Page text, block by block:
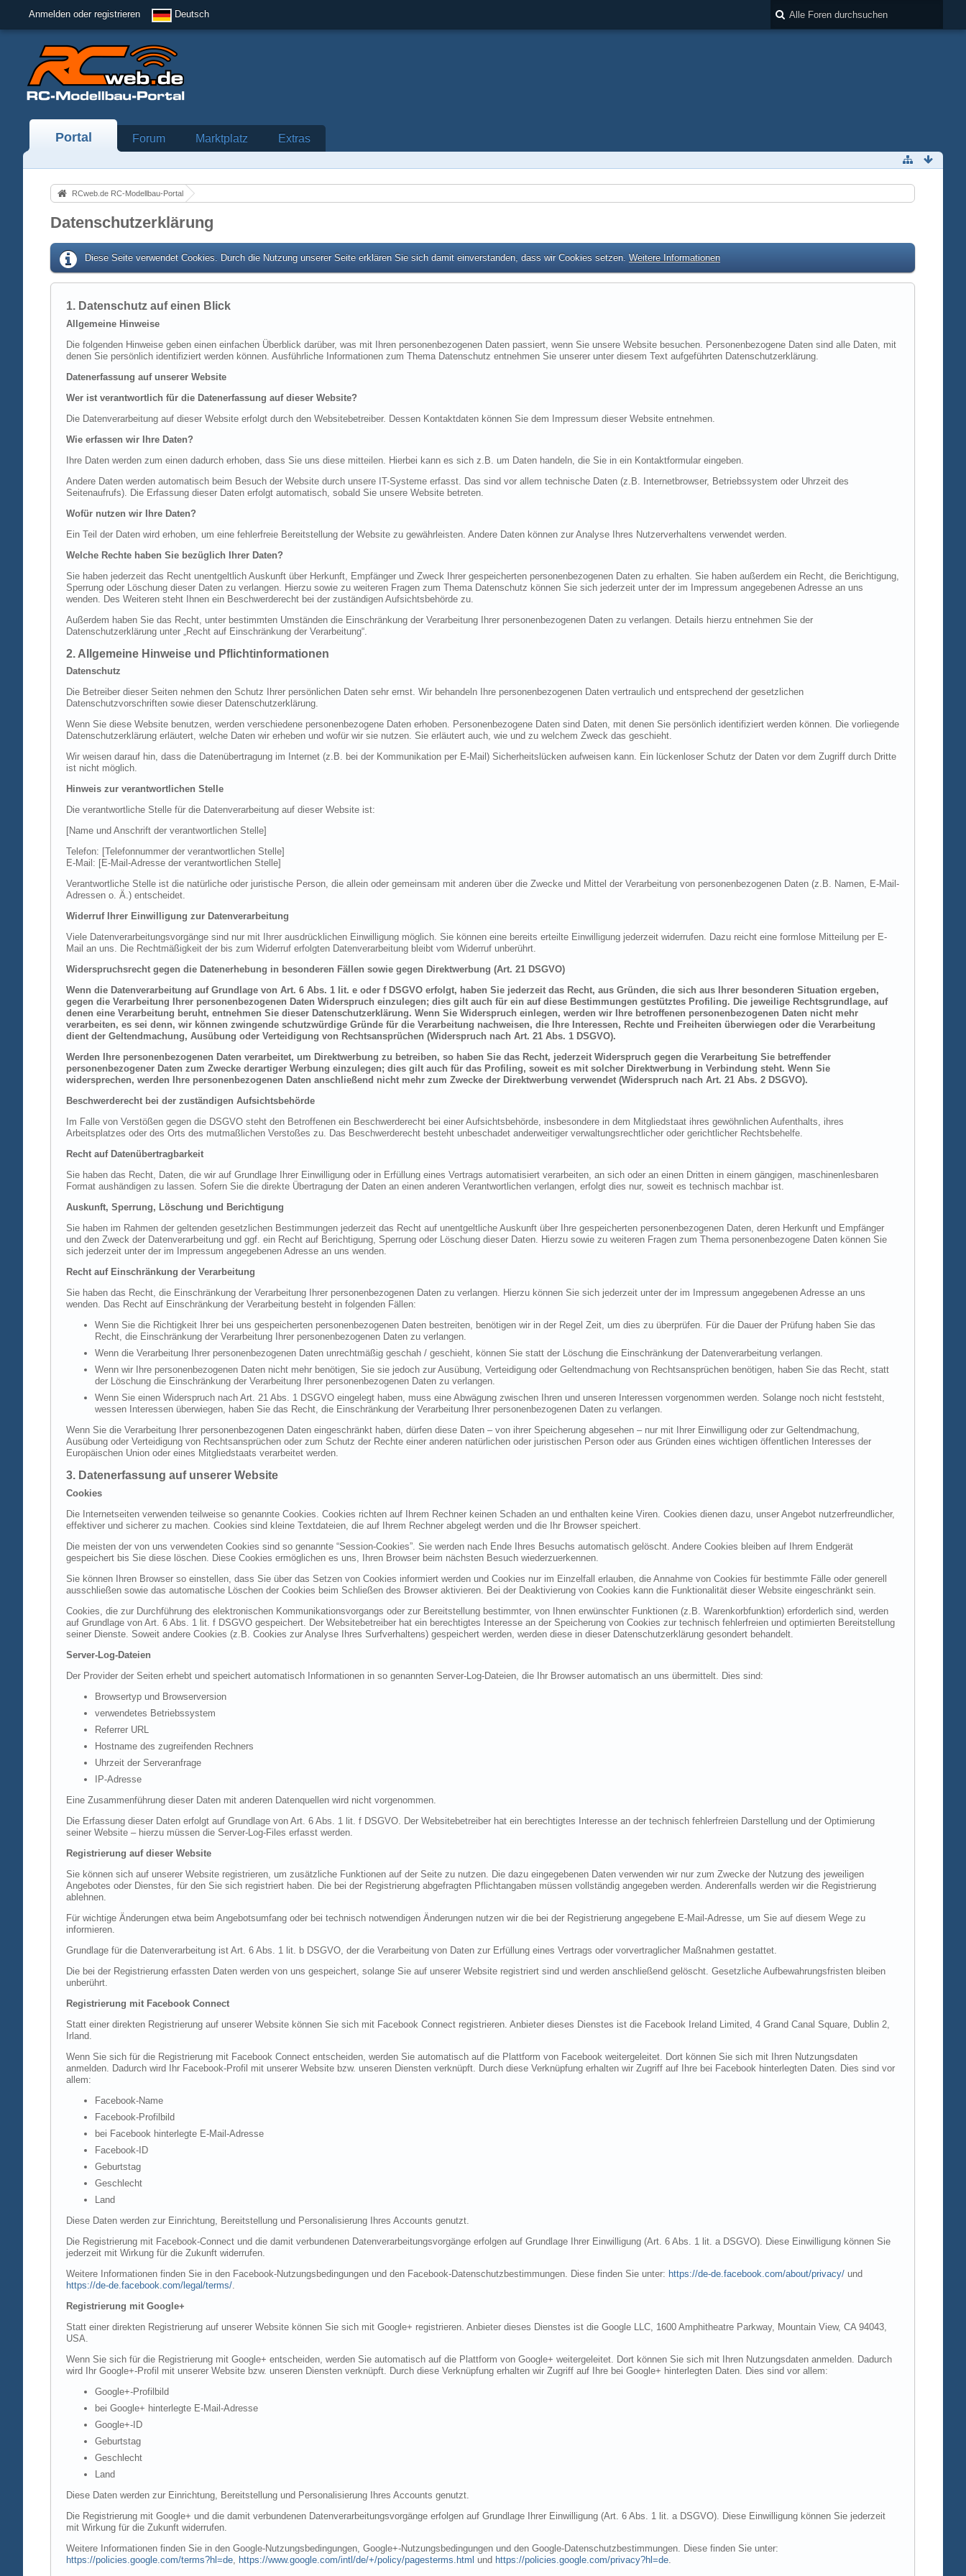
Anmelden oder registrieren Deutsch
Portal Forum Marktplatz Extras
RCweb.de RC-Modellbau-Portal
Datenschutzerklärung
Diese Seite verwendet Cookies. Durch die Nutzung unserer Seite erklären Sie sich damit einverstanden, dass wir Cookies setzen. Weitere Informationen
1. Datenschutz auf einen Blick
Allgemeine Hinweise
Die folgenden Hinweise geben einen einfachen Überblick darüber, was mit Ihren personenbezogenen Daten passiert, wenn Sie unsere Website besuchen. Personenbezogene Daten sind alle Daten, mit
denen Sie persönlich identifiziert werden können. Ausführliche Informationen zum Thema Datenschutz entnehmen Sie unserer unter diesem Text aufgeführten Datenschutzerklärung.
Datenerfassung auf unserer Website
Wer ist verantwortlich für die Datenerfassung auf dieser Website?
Die Datenverarbeitung auf dieser Website erfolgt durch den Websitebetreiber. Dessen Kontaktdaten können Sie dem Impressum dieser Website entnehmen.
Wie erfassen wir Ihre Daten?
Ihre Daten werden zum einen dadurch erhoben, dass Sie uns diese mitteilen. Hierbei kann es sich z.B. um Daten handeln, die Sie in ein Kontaktformular eingeben.
Andere Daten werden automatisch beim Besuch der Website durch unsere IT-Systeme erfasst. Das sind vor allem technische Daten (z.B. Internetbrowser, Betriebssystem oder Uhrzeit des
Seitenaufrufs). Die Erfassung dieser Daten erfolgt automatisch, sobald Sie unsere Website betreten.
Wofür nutzen wir Ihre Daten?
Ein Teil der Daten wird erhoben, um eine fehlerfreie Bereitstellung der Website zu gewährleisten. Andere Daten können zur Analyse Ihres Nutzerverhaltens verwendet werden.
Welche Rechte haben Sie bezüglich Ihrer Daten?
Sie haben jederzeit das Recht unentgeltlich Auskunft über Herkunft, Empfänger und Zweck Ihrer gespeicherten personenbezogenen Daten zu erhalten. Sie haben außerdem ein Recht, die Berichtigung,
Sperrung oder Löschung dieser Daten zu verlangen. Hierzu sowie zu weiteren Fragen zum Thema Datenschutz können Sie sich jederzeit unter der im Impressum angegebenen Adresse an uns
wenden. Des Weiteren steht Ihnen ein Beschwerderecht bei der zuständigen Aufsichtsbehörde zu.
Außerdem haben Sie das Recht, unter bestimmten Umständen die Einschränkung der Verarbeitung Ihrer personenbezogenen Daten zu verlangen. Details hierzu entnehmen Sie der
Datenschutzerklärung unter „Recht auf Einschränkung der Verarbeitung“.
2. Allgemeine Hinweise und Pflichtinformationen
Datenschutz
Die Betreiber dieser Seiten nehmen den Schutz Ihrer persönlichen Daten sehr ernst. Wir behandeln Ihre personenbezogenen Daten vertraulich und entsprechend der gesetzlichen
Datenschutzvorschriften sowie dieser Datenschutzerklärung.
Wenn Sie diese Website benutzen, werden verschiedene personenbezogene Daten erhoben. Personenbezogene Daten sind Daten, mit denen Sie persönlich identifiziert werden können. Die vorliegende
Datenschutzerklärung erläutert, welche Daten wir erheben und wofür wir sie nutzen. Sie erläutert auch, wie und zu welchem Zweck das geschieht.
Wir weisen darauf hin, dass die Datenübertragung im Internet (z.B. bei der Kommunikation per E-Mail) Sicherheitslücken aufweisen kann. Ein lückenloser Schutz der Daten vor dem Zugriff durch Dritte
ist nicht möglich.
Hinweis zur verantwortlichen Stelle
Die verantwortliche Stelle für die Datenverarbeitung auf dieser Website ist:
[Name und Anschrift der verantwortlichen Stelle]
Telefon: [Telefonnummer der verantwortlichen Stelle]
E-Mail: [E-Mail-Adresse der verantwortlichen Stelle]
Verantwortliche Stelle ist die natürliche oder juristische Person, die allein oder gemeinsam mit anderen über die Zwecke und Mittel der Verarbeitung von personenbezogenen Daten (z.B. Namen, E-Mail-
Adressen o. Ä.) entscheidet.
Widerruf Ihrer Einwilligung zur Datenverarbeitung
Viele Datenverarbeitungsvorgänge sind nur mit Ihrer ausdrücklichen Einwilligung möglich. Sie können eine bereits erteilte Einwilligung jederzeit widerrufen. Dazu reicht eine formlose Mitteilung per E-
Mail an uns. Die Rechtmäßigkeit der bis zum Widerruf erfolgten Datenverarbeitung bleibt vom Widerruf unberührt.
Widerspruchsrecht gegen die Datenerhebung in besonderen Fällen sowie gegen Direktwerbung (Art. 21 DSGVO)
Wenn die Datenverarbeitung auf Grundlage von Art. 6 Abs. 1 lit. e oder f DSGVO erfolgt, haben Sie jederzeit das Recht, aus Gründen, die sich aus Ihrer besonderen Situation ergeben,
gegen die Verarbeitung Ihrer personenbezogenen Daten Widerspruch einzulegen; dies gilt auch für ein auf diese Bestimmungen gestütztes Profiling. Die jeweilige Rechtsgrundlage, auf
denen eine Verarbeitung beruht, entnehmen Sie dieser Datenschutzerklärung. Wenn Sie Widerspruch einlegen, werden wir Ihre betroffenen personenbezogenen Daten nicht mehr
verarbeiten, es sei denn, wir können zwingende schutzwürdige Gründe für die Verarbeitung nachweisen, die Ihre Interessen, Rechte und Freiheiten überwiegen oder die Verarbeitung
dient der Geltendmachung, Ausübung oder Verteidigung von Rechtsansprüchen (Widerspruch nach Art. 21 Abs. 1 DSGVO).
Werden Ihre personenbezogenen Daten verarbeitet, um Direktwerbung zu betreiben, so haben Sie das Recht, jederzeit Widerspruch gegen die Verarbeitung Sie betreffender
personenbezogener Daten zum Zwecke derartiger Werbung einzulegen; dies gilt auch für das Profiling, soweit es mit solcher Direktwerbung in Verbindung steht. Wenn Sie
widersprechen, werden Ihre personenbezogenen Daten anschließend nicht mehr zum Zwecke der Direktwerbung verwendet (Widerspruch nach Art. 21 Abs. 2 DSGVO).
Beschwerderecht bei der zuständigen Aufsichtsbehörde
Im Falle von Verstößen gegen die DSGVO steht den Betroffenen ein Beschwerderecht bei einer Aufsichtsbehörde, insbesondere in dem Mitgliedstaat ihres gewöhnlichen Aufenthalts, ihres
Arbeitsplatzes oder des Orts des mutmaßlichen Verstoßes zu. Das Beschwerderecht besteht unbeschadet anderweitiger verwaltungsrechtlicher oder gerichtlicher Rechtsbehelfe.
Recht auf Datenübertragbarkeit
Sie haben das Recht, Daten, die wir auf Grundlage Ihrer Einwilligung oder in Erfüllung eines Vertrags automatisiert verarbeiten, an sich oder an einen Dritten in einem gängigen, maschinenlesbaren
Format aushändigen zu lassen. Sofern Sie die direkte Übertragung der Daten an einen anderen Verantwortlichen verlangen, erfolgt dies nur, soweit es technisch machbar ist.
Auskunft, Sperrung, Löschung und Berichtigung
Sie haben im Rahmen der geltenden gesetzlichen Bestimmungen jederzeit das Recht auf unentgeltliche Auskunft über Ihre gespeicherten personenbezogenen Daten, deren Herkunft und Empfänger
und den Zweck der Datenverarbeitung und ggf. ein Recht auf Berichtigung, Sperrung oder Löschung dieser Daten. Hierzu sowie zu weiteren Fragen zum Thema personenbezogene Daten können Sie
sich jederzeit unter der im Impressum angegebenen Adresse an uns wenden.
Recht auf Einschränkung der Verarbeitung
Sie haben das Recht, die Einschränkung der Verarbeitung Ihrer personenbezogenen Daten zu verlangen. Hierzu können Sie sich jederzeit unter der im Impressum angegebenen Adresse an uns
wenden. Das Recht auf Einschränkung der Verarbeitung besteht in folgenden Fällen:
Wenn Sie die Richtigkeit Ihrer bei uns gespeicherten personenbezogenen Daten bestreiten, benötigen wir in der Regel Zeit, um dies zu überprüfen. Für die Dauer der Prüfung haben Sie das
Recht, die Einschränkung der Verarbeitung Ihrer personenbezogenen Daten zu verlangen.
Wenn die Verarbeitung Ihrer personenbezogenen Daten unrechtmäßig geschah / geschieht, können Sie statt der Löschung die Einschränkung der Datenverarbeitung verlangen.
Wenn wir Ihre personenbezogenen Daten nicht mehr benötigen, Sie sie jedoch zur Ausübung, Verteidigung oder Geltendmachung von Rechtsansprüchen benötigen, haben Sie das Recht, statt
der Löschung die Einschränkung der Verarbeitung Ihrer personenbezogenen Daten zu verlangen.
Wenn Sie einen Widerspruch nach Art. 21 Abs. 1 DSGVO eingelegt haben, muss eine Abwägung zwischen Ihren und unseren Interessen vorgenommen werden. Solange noch nicht feststeht,
wessen Interessen überwiegen, haben Sie das Recht, die Einschränkung der Verarbeitung Ihrer personenbezogenen Daten zu verlangen.
Wenn Sie die Verarbeitung Ihrer personenbezogenen Daten eingeschränkt haben, dürfen diese Daten – von ihrer Speicherung abgesehen – nur mit Ihrer Einwilligung oder zur Geltendmachung,
Ausübung oder Verteidigung von Rechtsansprüchen oder zum Schutz der Rechte einer anderen natürlichen oder juristischen Person oder aus Gründen eines wichtigen öffentlichen Interesses der
Europäischen Union oder eines Mitgliedstaats verarbeitet werden.
3. Datenerfassung auf unserer Website
Cookies
Die Internetseiten verwenden teilweise so genannte Cookies. Cookies richten auf Ihrem Rechner keinen Schaden an und enthalten keine Viren. Cookies dienen dazu, unser Angebot nutzerfreundlicher,
effektiver und sicherer zu machen. Cookies sind kleine Textdateien, die auf Ihrem Rechner abgelegt werden und die Ihr Browser speichert.
Die meisten der von uns verwendeten Cookies sind so genannte “Session-Cookies”. Sie werden nach Ende Ihres Besuchs automatisch gelöscht. Andere Cookies bleiben auf Ihrem Endgerät
gespeichert bis Sie diese löschen. Diese Cookies ermöglichen es uns, Ihren Browser beim nächsten Besuch wiederzuerkennen.
Sie können Ihren Browser so einstellen, dass Sie über das Setzen von Cookies informiert werden und Cookies nur im Einzelfall erlauben, die Annahme von Cookies für bestimmte Fälle oder generell
ausschließen sowie das automatische Löschen der Cookies beim Schließen des Browser aktivieren. Bei der Deaktivierung von Cookies kann die Funktionalität dieser Website eingeschränkt sein.
Cookies, die zur Durchführung des elektronischen Kommunikationsvorgangs oder zur Bereitstellung bestimmter, von Ihnen erwünschter Funktionen (z.B. Warenkorbfunktion) erforderlich sind, werden
auf Grundlage von Art. 6 Abs. 1 lit. f DSGVO gespeichert. Der Websitebetreiber hat ein berechtigtes Interesse an der Speicherung von Cookies zur technisch fehlerfreien und optimierten Bereitstellung
seiner Dienste. Soweit andere Cookies (z.B. Cookies zur Analyse Ihres Surfverhaltens) gespeichert werden, werden diese in dieser Datenschutzerklärung gesondert behandelt.
Server-Log-Dateien
Der Provider der Seiten erhebt und speichert automatisch Informationen in so genannten Server-Log-Dateien, die Ihr Browser automatisch an uns übermittelt. Dies sind:
Browsertyp und Browserversion
verwendetes Betriebssystem
Referrer URL
Hostname des zugreifenden Rechners
Uhrzeit der Serveranfrage
IP-Adresse
Eine Zusammenführung dieser Daten mit anderen Datenquellen wird nicht vorgenommen.
Die Erfassung dieser Daten erfolgt auf Grundlage von Art. 6 Abs. 1 lit. f DSGVO. Der Websitebetreiber hat ein berechtigtes Interesse an der technisch fehlerfreien Darstellung und der Optimierung
seiner Website – hierzu müssen die Server-Log-Files erfasst werden.
Registrierung auf dieser Website
Sie können sich auf unserer Website registrieren, um zusätzliche Funktionen auf der Seite zu nutzen. Die dazu eingegebenen Daten verwenden wir nur zum Zwecke der Nutzung des jeweiligen
Angebotes oder Dienstes, für den Sie sich registriert haben. Die bei der Registrierung abgefragten Pflichtangaben müssen vollständig angegeben werden. Anderenfalls werden wir die Registrierung
ablehnen.
Für wichtige Änderungen etwa beim Angebotsumfang oder bei technisch notwendigen Änderungen nutzen wir die bei der Registrierung angegebene E-Mail-Adresse, um Sie auf diesem Wege zu
informieren.
Grundlage für die Datenverarbeitung ist Art. 6 Abs. 1 lit. b DSGVO, der die Verarbeitung von Daten zur Erfüllung eines Vertrags oder vorvertraglicher Maßnahmen gestattet.
Die bei der Registrierung erfassten Daten werden von uns gespeichert, solange Sie auf unserer Website registriert sind und werden anschließend gelöscht. Gesetzliche Aufbewahrungsfristen bleiben
unberührt.
Registrierung mit Facebook Connect
Statt einer direkten Registrierung auf unserer Website können Sie sich mit Facebook Connect registrieren. Anbieter dieses Dienstes ist die Facebook Ireland Limited, 4 Grand Canal Square, Dublin 2,
Irland.
Wenn Sie sich für die Registrierung mit Facebook Connect entscheiden, werden Sie automatisch auf die Plattform von Facebook weitergeleitet. Dort können Sie sich mit Ihren Nutzungsdaten
anmelden. Dadurch wird Ihr Facebook-Profil mit unserer Website bzw. unseren Diensten verknüpft. Durch diese Verknüpfung erhalten wir Zugriff auf Ihre bei Facebook hinterlegten Daten. Dies sind vor
allem:
Facebook-Name
Facebook-Profilbild
bei Facebook hinterlegte E-Mail-Adresse
Facebook-ID
Geburtstag
Geschlecht
Land
Diese Daten werden zur Einrichtung, Bereitstellung und Personalisierung Ihres Accounts genutzt.
Die Registrierung mit Facebook-Connect und die damit verbundenen Datenverarbeitungsvorgänge erfolgen auf Grundlage Ihrer Einwilligung (Art. 6 Abs. 1 lit. a DSGVO). Diese Einwilligung können Sie
jederzeit mit Wirkung für die Zukunft widerrufen.
Weitere Informationen finden Sie in den Facebook-Nutzungsbedingungen und den Facebook-Datenschutzbestimmungen. Diese finden Sie unter: https://de-de.facebook.com/about/privacy/ und
https://de-de.facebook.com/legal/terms/.
Registrierung mit Google+
Statt einer direkten Registrierung auf unserer Website können Sie sich mit Google+ registrieren. Anbieter dieses Dienstes ist die Google LLC, 1600 Amphitheatre Parkway, Mountain View, CA 94043,
USA.
Wenn Sie sich für die Registrierung mit Google+ entscheiden, werden Sie automatisch auf die Plattform von Google+ weitergeleitet. Dort können Sie sich mit Ihren Nutzungsdaten anmelden. Dadurch
wird Ihr Google+-Profil mit unserer Website bzw. unseren Diensten verknüpft. Durch diese Verknüpfung erhalten wir Zugriff auf Ihre bei Google+ hinterlegten Daten. Dies sind vor allem:
Google+-Profilbild
bei Google+ hinterlegte E-Mail-Adresse
Google+-ID
Geburtstag
Geschlecht
Land
Diese Daten werden zur Einrichtung, Bereitstellung und Personalisierung Ihres Accounts genutzt.
Die Registrierung mit Google+ und die damit verbundenen Datenverarbeitungsvorgänge erfolgen auf Grundlage Ihrer Einwilligung (Art. 6 Abs. 1 lit. a DSGVO). Diese Einwilligung können Sie jederzeit
mit Wirkung für die Zukunft widerrufen.
Weitere Informationen finden Sie in den Google-Nutzungsbedingungen, Google+-Nutzungsbedingungen und den Google-Datenschutzbestimmungen. Diese finden Sie unter:
https://policies.google.com/terms?hl=de, https://www.google.com/intl/de/+/policy/pagesterms.html und https://policies.google.com/privacy?hl=de.